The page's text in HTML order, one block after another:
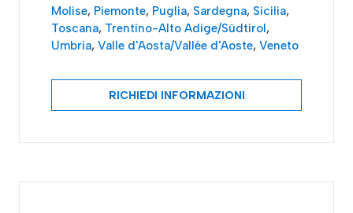
Molise, Piemonte, Puglia, Sardegna, Sicilia,
Toscana, Trentino-Alto Adige/Südtirol ,
Umbria, Valle d'Aosta/Vallée d'Aoste, Veneto
RICHIEDI INFORMAZIONI